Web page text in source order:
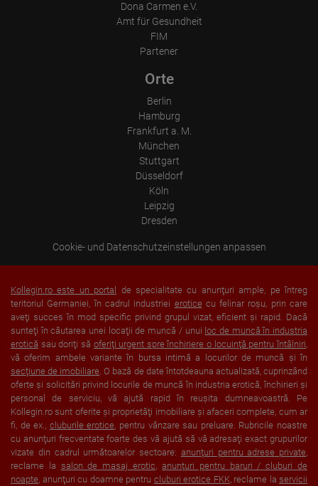
Dona Carmen e.V.
Amt für Gesundheit
FIM
Partener
Orte
Berlin
Hamburg
Frankfurt a. M.
München
Stuttgart
Düsseldorf
Köln
Leipzig
Dresden
Cookie- und Datenschutzeinstellungen anpassen
Kollegin.ro este un portal
de specialitate cu anunţuri ample, pe întreg
teritoriul Germaniei, în cadrul industriei eroticecu felinar roşu, prin care
aveţi succes în mod specific privind grupul vizat, eficient şi rapid. Dacă
sunteţi în căutarea unei locaţii de muncă / unui loc de muncă în industria
erotică sau doriţi să oferiţi urgent spre închiriere o locuinţă pentru întâlniri,
vă oferim ambele variante în bursa intimă a locurilor de muncă şi în
secţiune de imobiliare. O bază de date întotdeauna actualizată, cuprinzând
oferte şi solicitări privind locurile de muncă în industria erotică, închirieri şi
personal de serviciu, vă ajută rapid în reuşita dumneavoastră. Pe
Kollegin.ro sunt oferite şi proprietăţi imobiliare şi afaceri complete, cum ar
fi, de ex., cluburile erotice, pentru vânzare sau preluare. Rubricile noastre
cu anunţuri frecventate foarte des vă ajută să vă adresaţi exact grupurilor
vizate din cadrul următoarelor sectoare: anunţuri pentru adrese private,
reclame la salon de masaj erotic, anunţuri pentru baruri / cluburi de
noapte, anunţuri cu doamne pentru cluburi erotice FKK, reclame la servicii